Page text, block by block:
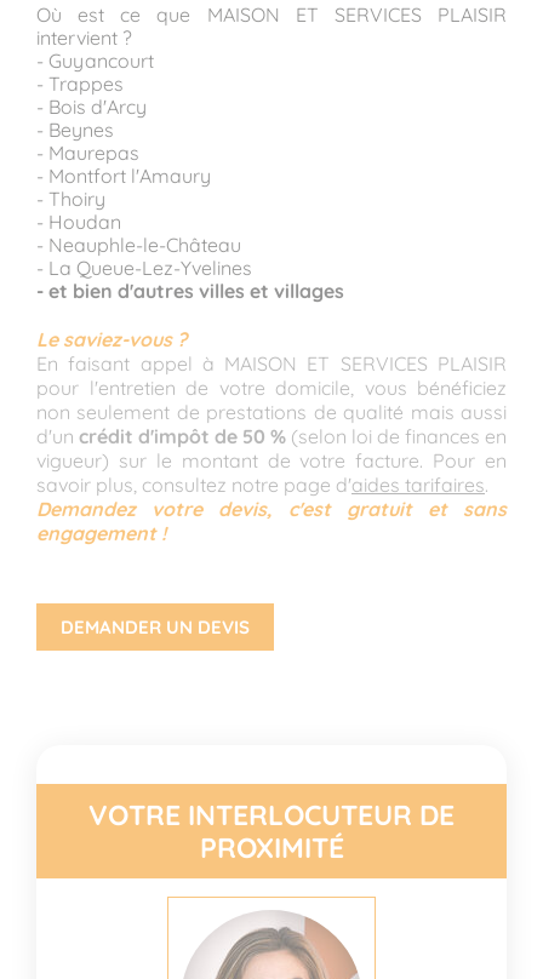
Où est ce que MAISON ET SERVICES PLAISIR
intervient ?
- Guyancourt
- Trappes
- Bois d'Arcy
- Beynes
- Maurepas
- Montfort l'Amaury
- Thoiry
- Houdan
- Neauphle-le-Château
- La Queue-Lez-Yvelines
- et bien d'autres villes et villages
Le saviez-vous ?
En faisant appel à MAISON ET SERVICES PLAISIR
pour l'entretien de votre domicile, vous bénéficiez
non seulement de prestations de qualité mais aussi
d'un crédit d'impôt de 50 % (selon loi de finances en
vigueur) sur le montant de votre facture. Pour en
savoir plus, consultez notre page d'aides tarifaires.
Demandez votre devis, c'est gratuit et sans
engagement !
DEMANDER UN DEVIS
VOTRE INTERLOCUTEUR DE
PROXIMITÉ